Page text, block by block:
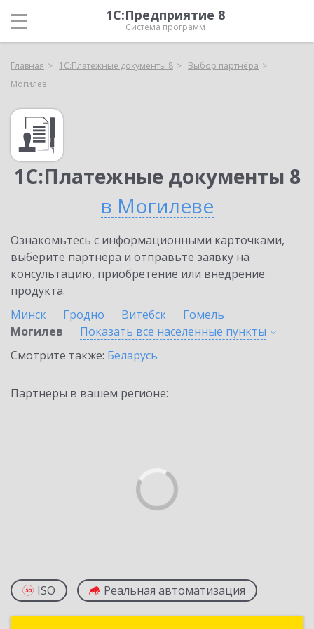
1С:Предприятие 8
Система программ
Главная 1С:Платежные документы 8
Выбор партнёра
Могилев
1С:Платежные документы 8
в Могилеве
Ознакомьтесь с информационными карточками,
выберите партнёра и отправьте заявку на
консультацию, приобретение или внедрение
продукта.
Минск
Гродно Витебск
Гомель
Могилев
Показать все населенные пункты
Смотрите также: Беларусь
Партнеры в вашем регионе:
ISO Реальная автоматизация